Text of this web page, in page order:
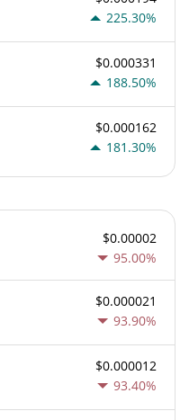
225.30%
$0.000331
188.50%
$0.000162
181.30%
$0.00002
95.00%
$0.000021
93.90%
$0.000012
93.40%